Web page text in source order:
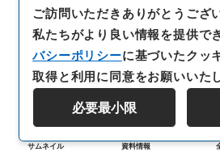
サムネイル 資料情報
ご訪問いただきありがとうござ
私たちがより良い情報を提供で
バシーポリシーに基づいたクッ
取得と利用に同意をお願いいた
必要最小限